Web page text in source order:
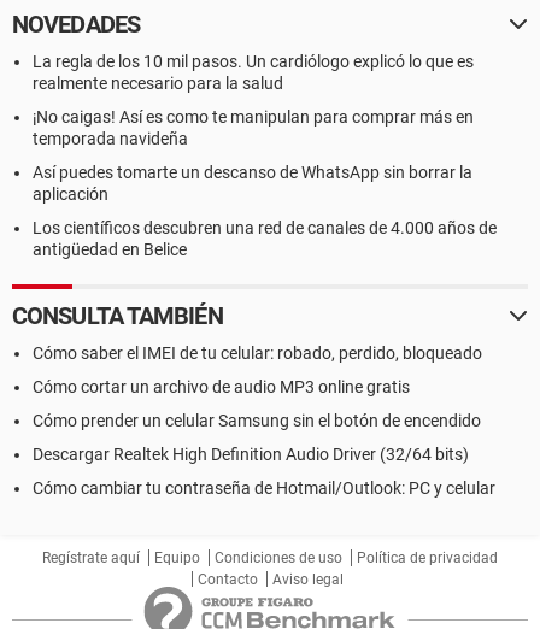
NOVEDADES
La regla de los 10 mil pasos. Un cardiólogo explicó lo que es
realmente necesario para la salud
¡No caigas! Así es como te manipulan para comprar más en
temporada navideña
Así puedes tomarte un descanso de WhatsApp sin borrar la
aplicación
Los científicos descubren una red de canales de 4.000 años de
antigüedad en Belice
CONSULTA TAMBIÉN
Cómo saber el IMEI de tu celular: robado, perdido, bloqueado
Cómo cortar un archivo de audio MP3 online gratis
Cómo prender un celular Samsung sin el botón de encendido
Descargar Realtek High Definition Audio Driver (32/64 bits)
Cómo cambiar tu contraseña de Hotmail/Outlook: PC y celular
Regístrate aquí Equipo Condiciones de uso
Política de privacidad
Contacto
Aviso legal